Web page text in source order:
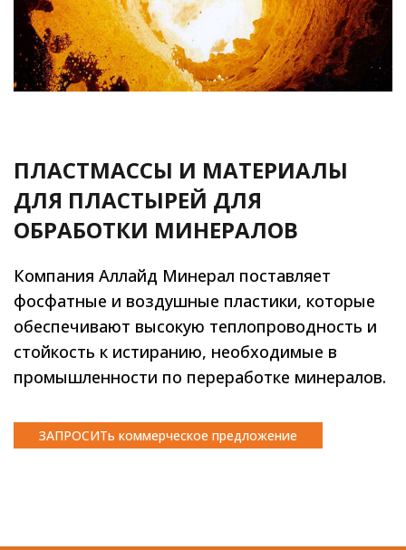
ПЛАСТМАССЫ И МАТЕРИАЛЫ
ДЛЯ ПЛАСТЫРЕЙ ДЛЯ
ОБРАБОТКИ МИНЕРАЛОВ
Компания Аллайд Минерал поставляет
фосфатные и воздушные пластики, которые
обеспечивают высокую теплопроводность и
стойкость к истиранию, необходимые в
промышленности по переработке минералов.
ЗАПРОСИТь коммерческое предложение